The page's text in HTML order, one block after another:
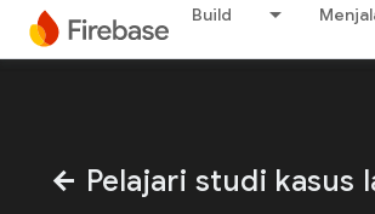
Build
arrow_back Pelajari studi kasus